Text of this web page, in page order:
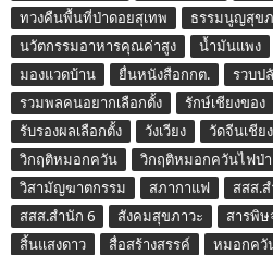
ทวงคืนพื้นที่ป่าดอยสุเทพ
ธรรมนูญสุข
นวัตกรรมอาหารคุณค่าสูง
น้ำมันแพง
มองแวดบ้าน
ยื่นหนังสือกกต.
รวบป
รวมพลคนอยากเลือกตั้ง
รักษ์เชียงของ
รับรองผลเลือกตั้ง
วังเวียง วัดจีนเชีย
วิกฤติหมอกควัน
วิกฤติหมอกควันไฟป่า
วิสามัญฆาตกรรม
สภากาแฟ สสส.
สสส.สำนัก 6
สังคมสุขภาวะ
สารพิษ
สิ้นแสงดาว
สื่อสร้างสรรค์ หมอกควั